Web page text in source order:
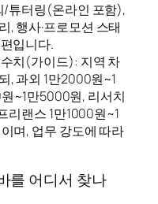
/튜터링(온라인 포함),
, 행사·프로모션 스태
입니다.
치(가이드): 지역 차
, 과외 1만2000원~1
~1만5000원, 리서치
리랜스 1만1000원~1
며, 업무 강도에 따라
를 어디서 찾나